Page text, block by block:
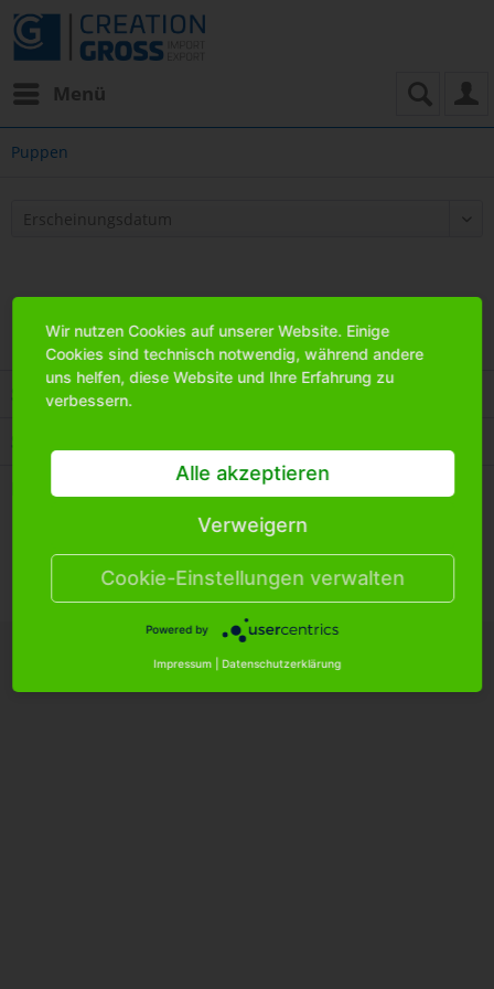
Menü
Puppen
Service Hotline
Informationen
Cookie Einstellungen Versandkosten
Datenschutzerklärung
AGB Impressum
Wir nutzen Cookies auf unserer Website. Einige
Cookies sind technisch notwendig, während andere
uns helfen, diese Website und Ihre Erfahrung zu
verbessern.
Alle akzeptieren
Verweigern
Cookie-Einstellungen verwalten
Powered by
Impressum Datenschutzerklärung